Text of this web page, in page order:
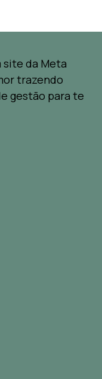
site da Meta
trazendo
gestão para te